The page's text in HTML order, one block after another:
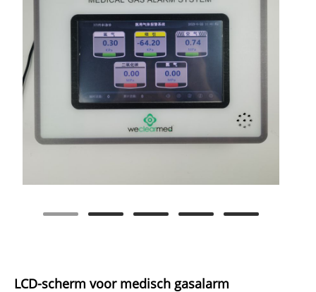
LCD-scherm voor medisch gasalarm